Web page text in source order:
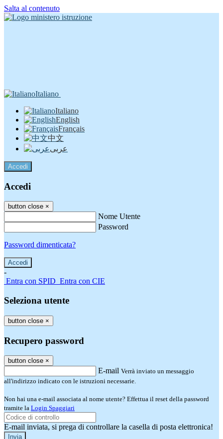
Salta al contenuto
Italiano
Italiano
English
Français
中文
عربى
Accedi
Accedi
button close ×
Nome Utente
Password
Password dimenticata?
-
Entra con SPID Entra con CIE
Seleziona utente
button close ×
Recupero password
button close ×
E-mail Verrà inviato un messaggio
all'indirizzo indicato con le istruzioni necessarie.
Non hai una e-mail associata al nome utente? Effettua il reset della password
tramite la Login Spaggiari
E-mail inviata, si prega di controllare la casella di posta elettronica!